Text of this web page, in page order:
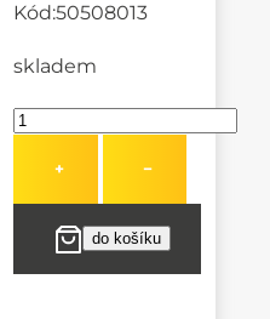
Kód:50508013
skladem
+ −